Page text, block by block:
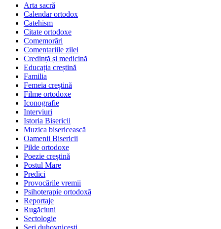
Arta sacră
Calendar ortodox
Catehism
Citate ortodoxe
Comemorări
Comentariile zilei
Credință și medicină
Educația creștină
Familia
Femeia creștină
Filme ortodoxe
Iconografie
Interviuri
Istoria Bisericii
Muzica bisericească
Oamenii Bisericii
Pilde ortodoxe
Poezie creştină
Postul Mare
Predici
Provocările vremii
Psihoterapie ortodoxă
Reportaje
Rugăciuni
Sectologie
Seri duhovnicești